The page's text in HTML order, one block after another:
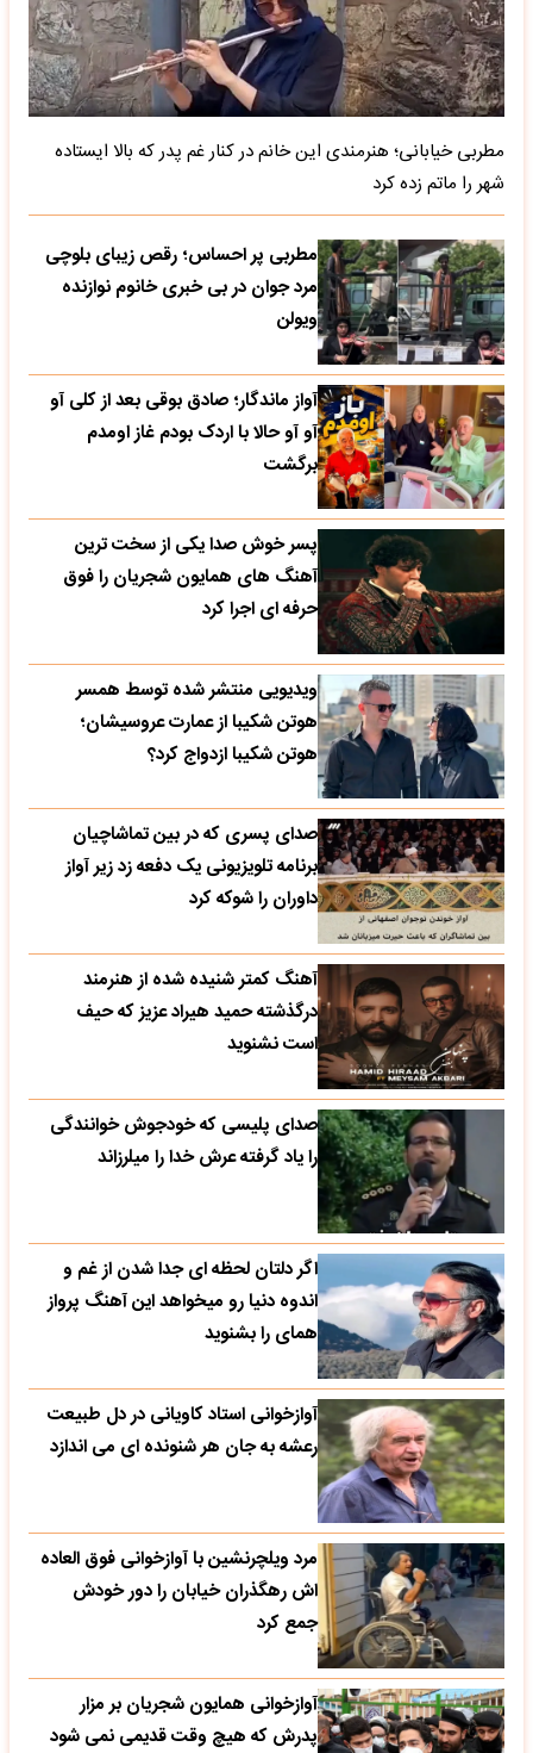
مطربی خیابانی؛ هنرمندی این خانم در کنار غم پدر که بالا ایستاده
شهر را ماتم زده کرد
مطربی پر احساس؛ رقص زیبای بلوچی
مرد جوان در بی خبری خانوم نوازنده
ویولن
آواز ماندگار؛ صادق بوقی بعد از کلی آو
آو آو حالا با اردک بودم غاز اومدم
برگشت
پسر خوش صدا یکی از سخت ترین
آهنگ های همایون شجریان را فوق
حرفه ای اجرا کرد
ویدیویی منتشر شده توسط همسر
هوتن شکیبا از عمارت عروسیشان؛
هوتن شکیبا ازدواج کرد؟
صدای پسری که در بین تماشاچیان
برنامه تلویزیونی یک دفعه زد زیر آواز
داوران را شوکه کرد
آهنگ کمتر شنیده شده از هنرمند
درگذشته حمید هیراد عزیز که حیف
است نشنوید
صدای پلیسی که خودجوش خوانندگی
را یاد گرفته عرش خدا را میلرزاند
اگر دلتان لحظه ای جدا شدن از غم و
اندوه دنیا رو میخواهد این آهنگ پرواز
همای را بشنوید
آوازخوانی استاد کاویانی در دل طبیعت
رعشه به جان هر شنونده ای می اندازد
مرد ویلچرنشین با آوازخوانی فوق العاده
اش رهگذران خیابان را دور خودش
جمع کرد
آوازخوانی همایون شجریان بر مزار
پدرش که هیچ وقت قدیمی نمی شود